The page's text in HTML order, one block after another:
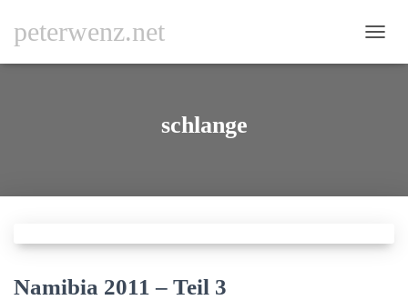
peterwenz.net
schlange
Namibia 2011 – Teil 3